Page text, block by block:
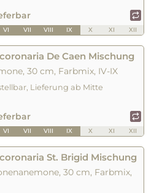
VI VII VIII IX X XI XII
De Caen Mischung
30 cm, Farbmix, IV-IX
Lieferung ab Mitte
VI VII VIII IX X XI XII
St. Brigid Mischung
30 cm, Farbmix,